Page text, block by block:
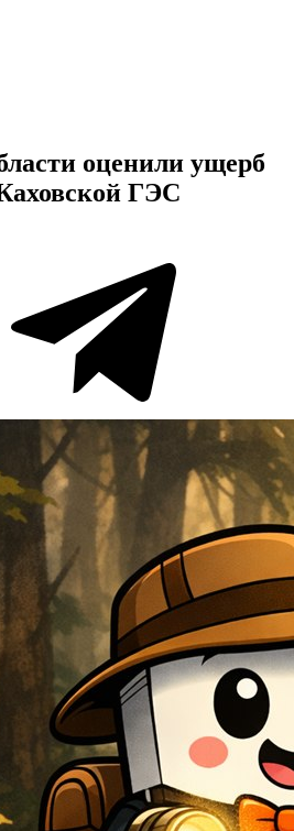
оценили ущерб
ГЭС